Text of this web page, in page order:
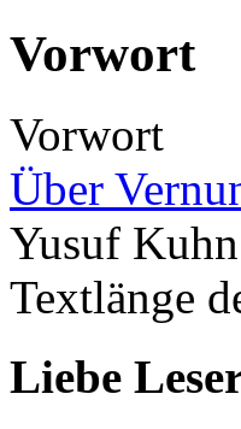
Vorwort
Vorwort
Über
Yusuf Kuhn
Textlänge
Liebe